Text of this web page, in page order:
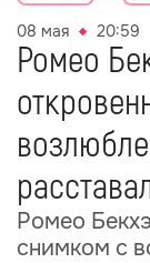
08 мая 20:59
Ромео
Ромео
снимком с